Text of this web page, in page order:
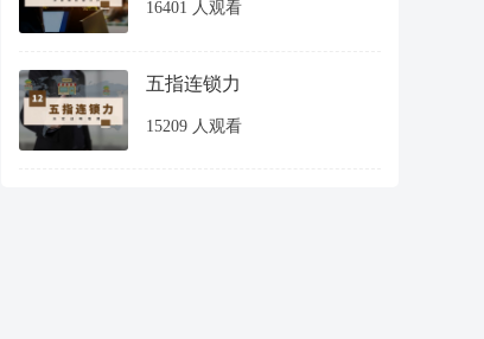
16401 人观看
五指连锁力
15209 人观看